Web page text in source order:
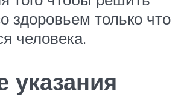
здоровьем только что
человека.